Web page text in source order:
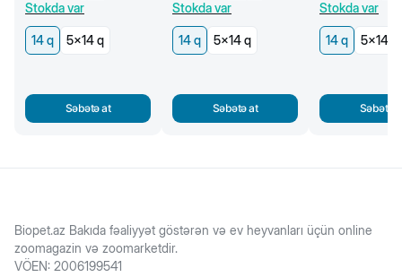
Stokda var
14 q 5x14 q
Səbətə at
Stokda var
14 q 5x14 q
Səbətə at
Stokda var
14 q 5x14 q
Səbətə
Biopet.az Bakıda fəaliyyət göstərən və ev heyvanları üçün online
zoomagazin və zoomarketdir.
VÖEN: 2006199541